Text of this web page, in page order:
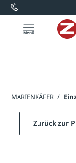
springen
MARIENKÄFER /
Zurück zur